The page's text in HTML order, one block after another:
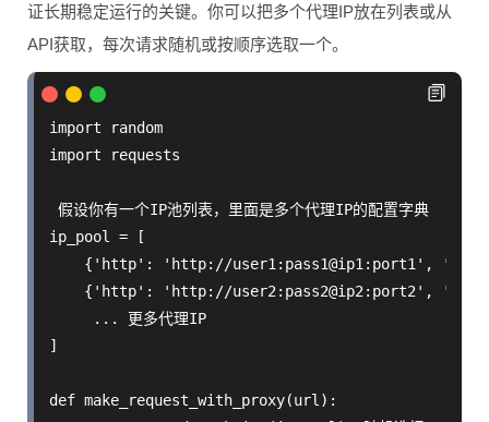
证长期稳定运行的关键。你可以把多个代理IP放在列表或从
API获取，每次请求随机或按顺序选取一个。
import random
import requests
假设你有一个IP池列表，里面是多个代理IP的配置字典
ip_pool = [
{'http': 'http://user1:pass1@ip1:port1',
{'http': 'http://user2:pass2@ip2:port2',
     ... 更多代理IP
]
def make_request_with_proxy(url):